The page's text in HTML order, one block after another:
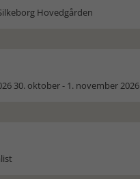
Hovedgården
30. oktober - 1. november 2026